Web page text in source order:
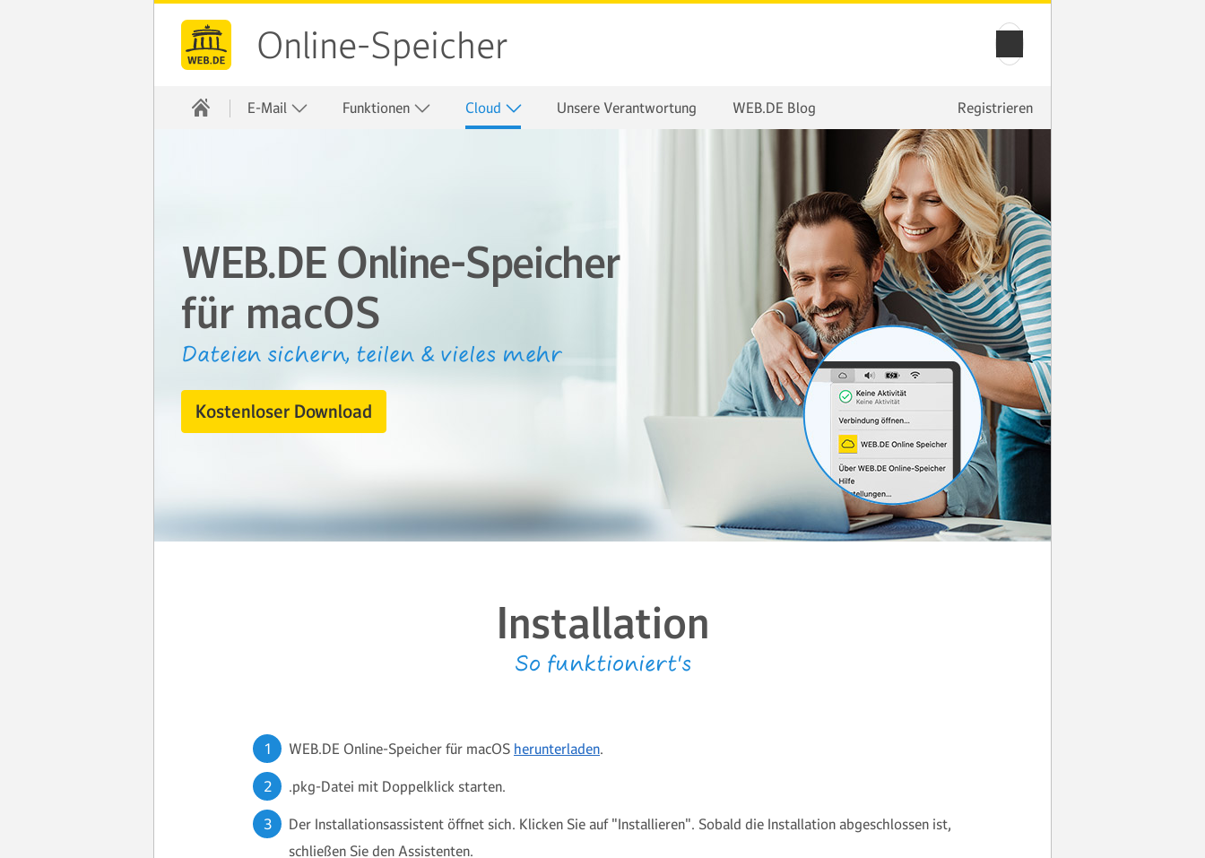
Online-Speicher
E-Mail Funktionen Cloud Unsere Verantwortung WEB.DE Blog Registrieren
WEB.DE Online-Speicher
für macOS
Dateien sichern, teilen & vieles mehr
Kostenloser Download
Installation
So funktioniert's
WEB.DE Online-Speicher für macOS herunterladen.
.pkg-Datei mit Doppelklick starten.
Der Installations­assistent öffnet sich. Klicken Sie auf "Installieren". Sobald die Installation abgeschlossen ist,
schließen Sie den Assistenten.